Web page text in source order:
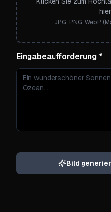
JPG, PNG, WebP
Eingabeaufforderung
Eingabeaufforderung *
Bild